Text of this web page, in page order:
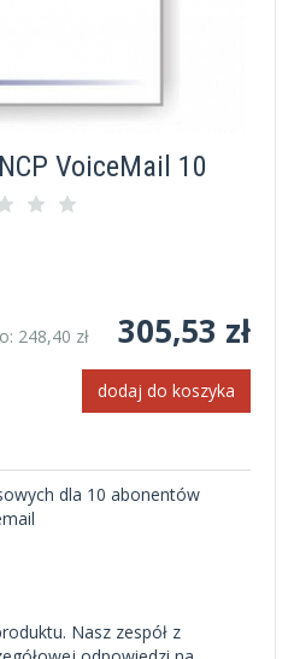
VoiceMail 10
248,40 zł 305,53 zł
dodaj do koszyka
dla 10 abonentów
Nasz zespół z